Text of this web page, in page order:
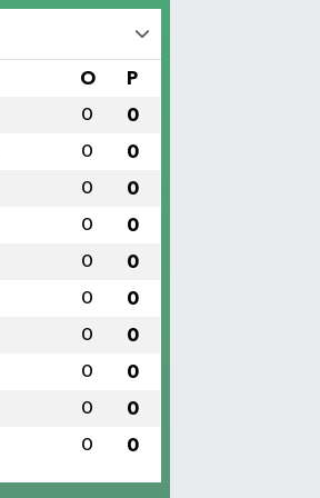
O P
0 0
0 0
0 0
0 0
0 0
0 0
0 0
0 0
0 0
0 0